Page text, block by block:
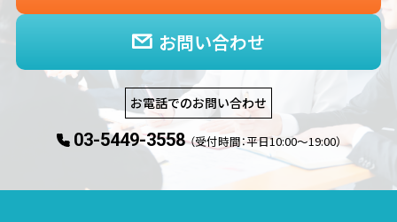
お問い合わせ
お電話でのお問い合わせ
03-5449-3558 （受付時間：平日10:00〜19:00）